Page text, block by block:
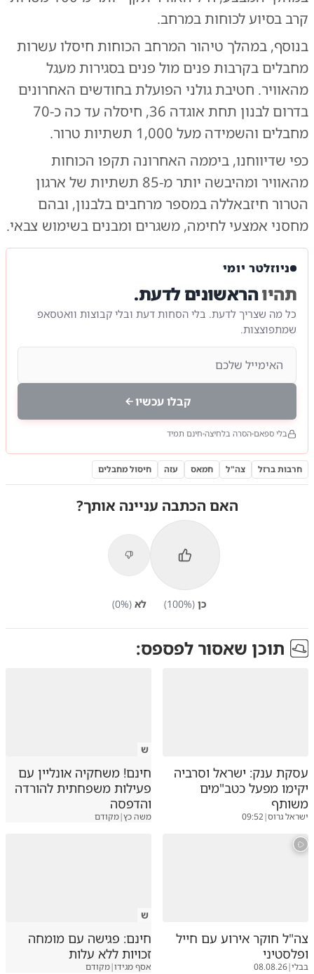
קרב בסיוע לכוחות במרחב.
בנוסף, במהלך טיהור המרחב הכוחות חיסלו עשרות
מחבלים בקרבות פנים מול פנים בסגירות מעגל
מהאוויר. חטיבת גולני הפועלת בחודשים האחרונים
בדרום לבנון תחת אוגדה 36, חיסלה עד כה כ-70
מחבלים והשמידה מעל 1,000 תשתיות טרור.
כפי שדיווחנו, ביממה האחרונה תקפו הכוחות
מהאוויר ומהיבשה יותר מ-85 תשתיות של ארגון
הטרור חיזבאללה במספר מרחבים בלבנון, ובהם
מחסני אמצעי לחימה, משגרים ומבנים בשימוש צבאי.
ניוזלטר יומי
תהיוהראשונים לדעת.
כל מה שצריך לדעת. בלי הסחות דעת ובלי קבוצות וואטסאפ
שמתפוצצות.
קבלו עכשיו
בלי ספאם הסרה בלחיצה חינם תמיד
חרבות ברזל צה"ל חמאס עזה חיסול מחבלים
האם הכתבה עניינה אותך?
כן (
100%) לא (
0%)
תוכן שאסור לפספס:
עסקת ענק: ישראל וסרביה
יקימו מפעל כטב"מים
משותף
ישראל גרוס|
09:52
ש
חינם! משחקיה אונליין עם
פעילות משפחתית להורדה
והדפסה
משה כץ|מקודם
צה"ל חוקר אירוע עם חייל
ופלסטיני
בבלי|
08.08.26
ש
חינם: פגישה עם מומחה
זכויות ללא עלות
אסף מגידו|מקודם